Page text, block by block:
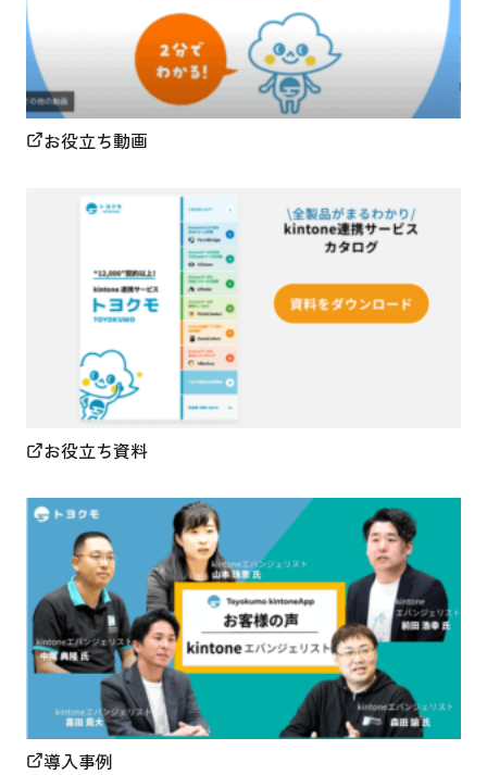
お役立ち動画
お役立ち資料
導入事例